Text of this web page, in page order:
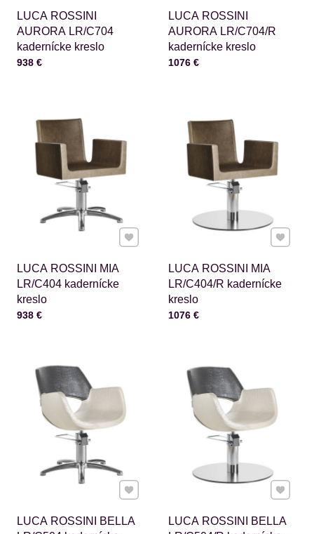
LUCA ROSSINI
AURORA LR/C704
kadernícke kreslo
Cena s DPH
938 €
LUCA ROSSINI
AURORA LR/C704/R
kadernícke kreslo
Cena s DPH
1076 €
LUCA ROSSINI MIA
LR/C404 kadernícke
kreslo
Cena s DPH
938 €
Pridať k Obľúbeným
LUCA ROSSINI MIA
LR/C404/R kadernícke
kreslo
Cena s DPH
1076 €
Pridať
LUCA ROSSINI BELLA
Pridať k Obľúbeným
LUCA ROSSINI BELLA
Pridať